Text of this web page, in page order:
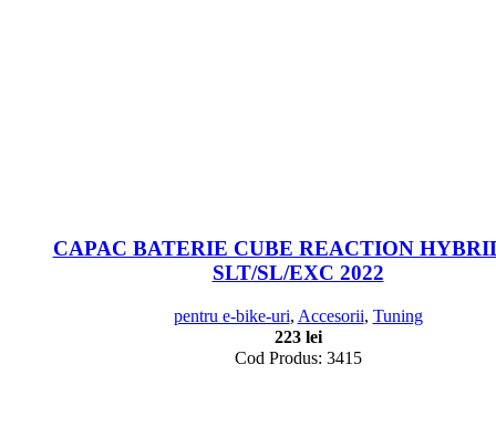
CAPAC BATERIE CUBE REACTION
SLT/SL/EXC 2022
pentru e-bike-uri, Accesorii, Tuning
223 lei
Cod Produs: 3415